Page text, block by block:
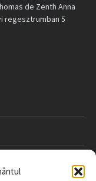
de Zenth Anna
regesztrumban 5